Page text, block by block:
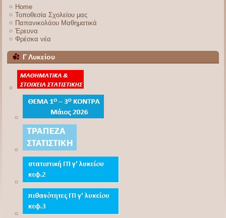
Home
Τοποθεσία Σχολείου μας
Παπανικολάου Μαθηματικά
Έρευνα
Φρέσκα νέα
Γ Λυκείου